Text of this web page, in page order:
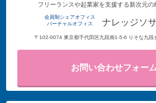
フリーランスや起業家を支援する新次元の
会員制シェアオフィス
バーチャルオフィス
ナレッジソ
〒102-0074 東京都千代田区九段南1-5-6 りそな九段
お問い合わせフォー